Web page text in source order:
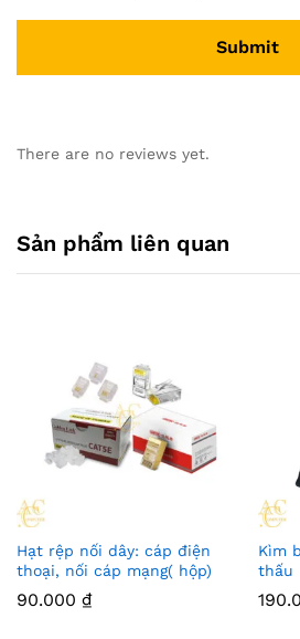
There are no reviews yet.
Sản phẩm liên quan
Hạt rệp nối dây: cáp điện
thoại, nối cáp mạng( hộp)
90.000 ₫
Kìm
thấu